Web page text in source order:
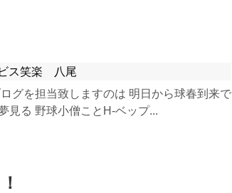
ス笑楽 八尾
グを担当致しますのは 明日から球春到来で
見る 野球小僧ことH-ベップ...